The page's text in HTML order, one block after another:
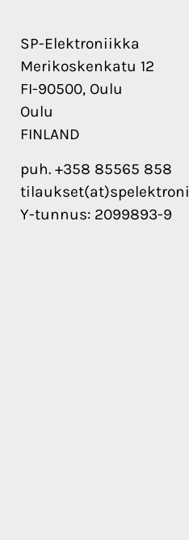
SP-Elektroniikka
Merikoskenkatu 12
FI-90500, Oulu
Oulu
FINLAND
puh. +358 85565 858
Y-tunnus: 2099893-9